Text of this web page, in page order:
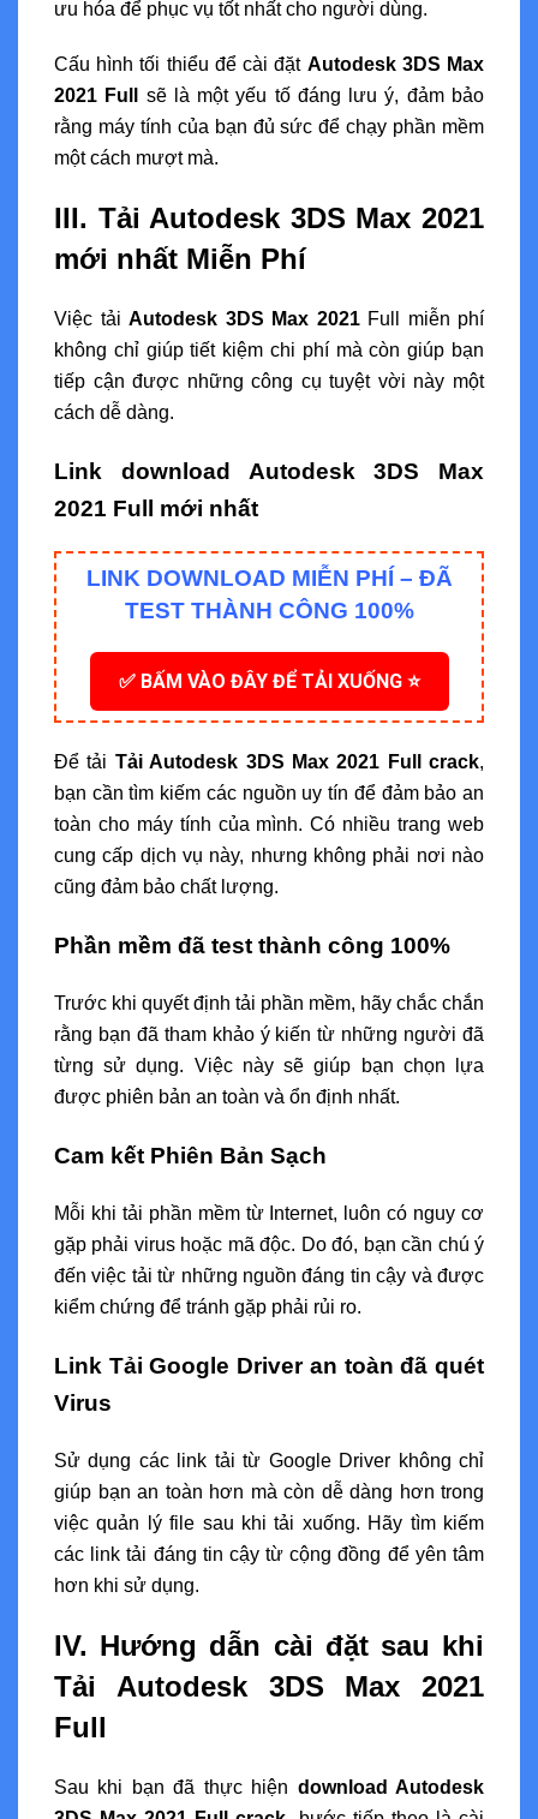
ưu hóa để phục vụ tốt nhất cho người dùng.
Cấu hình tối thiểu để cài đặt Autodesk 3DS Max
2021 Full
sẽ là một yếu tố đáng lưu ý, đảm bảo
rằng máy tính của bạn đủ sức để chạy phần mềm
một cách mượt mà.
III. Tải Autodesk 3DS Max 2021
mới nhất Miễn Phí
Việc tải Autodesk 3DS Max 2021Full miễn phí
không chỉ giúp tiết kiệm chi phí mà còn giúp bạn
tiếp cận được những công cụ tuyệt vời này một
cách dễ dàng.
Link download Autodesk 3DS Max
2021 Full mới nhất
LINK DOWNLOAD MIỄN PHÍ – ĐÃ
TEST THÀNH CÔNG 100%
✅ BẤM VÀO ĐÂY ĐỂ TẢI XUỐNG ⭐
Để tải Tải Autodesk 3DS Max 2021 Full crack,
bạn cần tìm kiếm các nguồn uy tín để đảm bảo an
toàn cho máy tính của mình. Có nhiều trang web
cung cấp dịch vụ này, nhưng không phải nơi nào
cũng đảm bảo chất lượng.
Phần mềm đã test thành công 100%
Trước khi quyết định tải phần mềm, hãy chắc chắn
rằng bạn đã tham khảo ý kiến từ những người đã
từng sử dụng. Việc này sẽ giúp bạn chọn lựa
được phiên bản an toàn và ổn định nhất.
Cam kết Phiên Bản Sạch
Mỗi khi tải phần mềm từ Internet, luôn có nguy cơ
gặp phải virus hoặc mã độc. Do đó, bạn cần chú ý
đến việc tải từ những nguồn đáng tin cậy và được
kiểm chứng để tránh gặp phải rủi ro.
Link Tải Google Driver an toàn đã quét
Virus
Sử dụng các link tải từ Google Driver không chỉ
giúp bạn an toàn hơn mà còn dễ dàng hơn trong
việc quản lý file sau khi tải xuống. Hãy tìm kiếm
các link tải đáng tin cậy từ cộng đồng để yên tâm
hơn khi sử dụng.
IV. Hướng dẫn cài đặt sau khi
Tải Autodesk 3DS Max 2021
Full
Sau khi bạn đã thực hiện download Autodesk